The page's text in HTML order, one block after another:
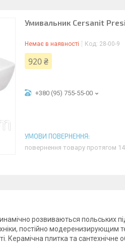
Умивальник Cersanit
Немає в наявності Код: 28-00-9
920 ₴
+380 (95) 755-55-00
повернення товару протягом 14
розвиваються польських
постійно модеренизирующим
Керамічна плитка та сантехнічне